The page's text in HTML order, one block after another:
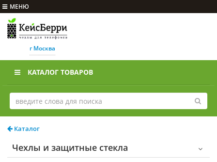
МЕНЮ
г Москва
КАТАЛОГ ТОВАРОВ
Каталог
Чехлы и защитные стекла